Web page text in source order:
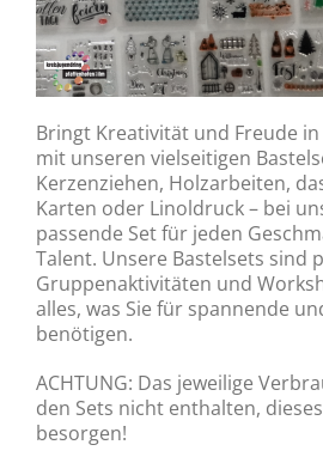
Bringt Kreativität und Freude
mit unseren vielseitigen
Kerzenziehen, Holzarbeiten,
Karten oder Linoldruck – bei
passende Set für jeden
Talent. Unsere Bastelsets sind
Gruppenaktivitäten und
alles, was Sie für spannende
benötigen.
ACHTUNG: Das jeweilige
den Sets nicht enthalten,
besorgen!